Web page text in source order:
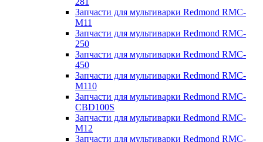
Запчасти для мультиварки Redmond RMC-
M11
Запчасти для мультиварки Redmond RMC-
250
Запчасти для мультиварки Redmond RMC-
450
Запчасти для мультиварки Redmond RMC-
M110
Запчасти для мультиварки Redmond RMC-
CBD100S
Запчасти для мультиварки Redmond RMC-
M12
Запчасти для мультиварки Redmond RMC-